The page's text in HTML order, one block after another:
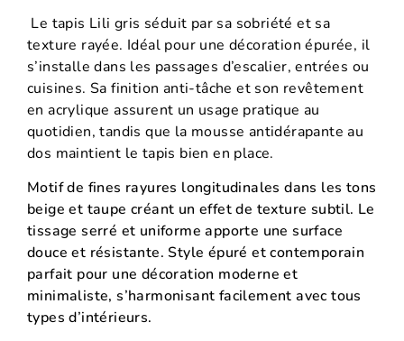
Le tapis Lili gris séduit par sa sobriété et sa
texture rayée. Idéal pour une décoration épurée, il
s’installe dans les passages d’escalier, entrées ou
cuisines. Sa finition anti-tâche et son revêtement
en acrylique assurent un usage pratique au
quotidien, tandis que la mousse antidérapante au
dos maintient le tapis bien en place.
Motif de fines rayures longitudinales dans les tons
beige et taupe créant un effet de texture subtil. Le
tissage serré et uniforme apporte une surface
douce et résistante. Style épuré et contemporain
parfait pour une décoration moderne et
minimaliste, s’harmonisant facilement avec tous
types d’intérieurs.